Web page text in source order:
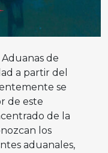
de
a partir del
se
de este
de la
los
aduanales,